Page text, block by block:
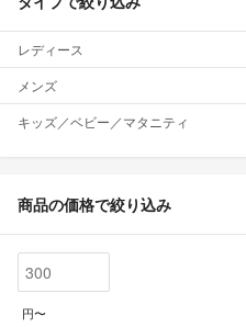
レディース
メンズ
キッズ／ベビー／マタニティ
商品の価格で絞り込み
円〜